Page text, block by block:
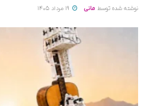
نوشته شده توسط مانی